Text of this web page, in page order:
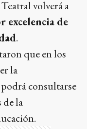
volverá a
excelencia de
.
que en los
la
consultarse
de la